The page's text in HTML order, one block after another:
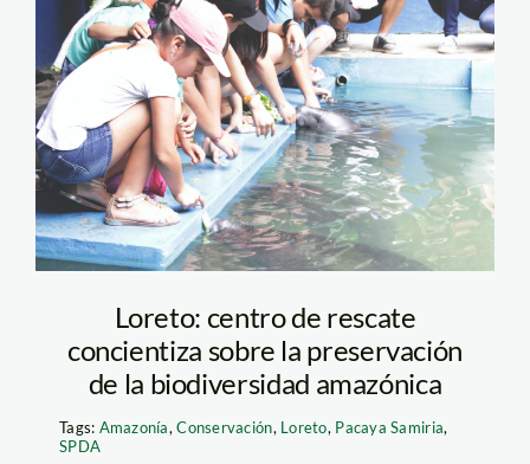
IMG_1879
Loreto: centro de rescate
concientiza sobre la preservación
de la biodiversidad amazónica
Tags: Amazonía,Conservación, Loreto, Pacaya Samiria,
SPDA